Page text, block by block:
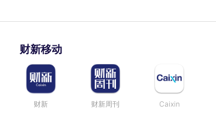
财新移动
财新 财新周刊 Caixin